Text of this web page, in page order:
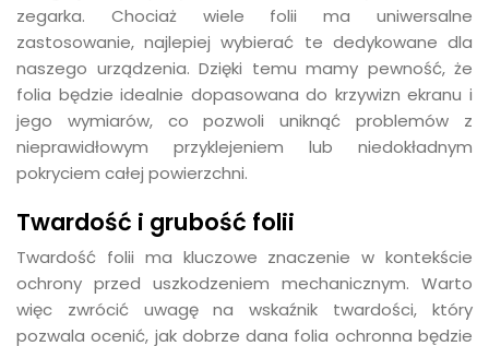
zegarka. Chociaż wiele folii ma uniwersalne
zastosowanie, najlepiej wybierać te dedykowane dla
naszego urządzenia. Dzięki temu mamy pewność, że
folia będzie idealnie dopasowana do krzywizn ekranu i
jego wymiarów, co pozwoli uniknąć problemów z
nieprawidłowym przyklejeniem lub niedokładnym
pokryciem całej powierzchni.
Twardość i grubość folii
Twardość folii ma kluczowe znaczenie w kontekście
ochrony przed uszkodzeniem mechanicznym. Warto
więc zwrócić uwagę na wskaźnik twardości, który
pozwala ocenić, jak dobrze dana folia ochronna będzie